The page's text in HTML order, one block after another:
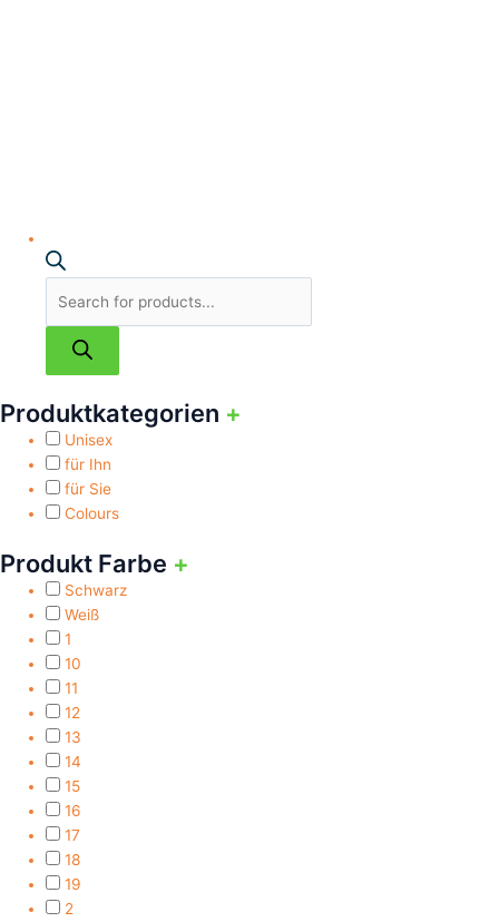
Produktkategorien +
Unisex
für Ihn
für Sie
Colours
Produkt Farbe +
Schwarz
Weiß
1
10
11
12
13
14
15
16
17
18
19
2